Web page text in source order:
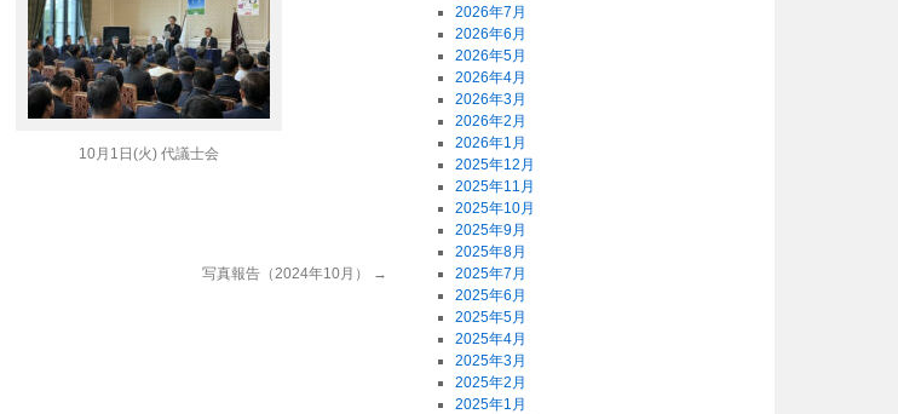
10月1日(火) 代議士会
写真報告（2024年10月） →
2026年7月
2026年6月
2026年5月
2026年4月
2026年3月
2026年2月
2026年1月
2025年12月
2025年11月
2025年10月
2025年9月
2025年8月
2025年7月
2025年6月
2025年5月
2025年4月
2025年3月
2025年2月
2025年1月